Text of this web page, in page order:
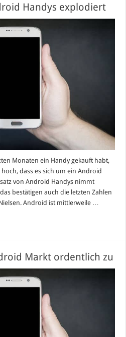
Handys explodiert
Monaten ein Handy gekauft habt,
dass es sich um ein Android
von Android Handys nimmt
bestätigen auch die letzten Zahlen
Android ist mittlerweile …
Markt ordentlich zu